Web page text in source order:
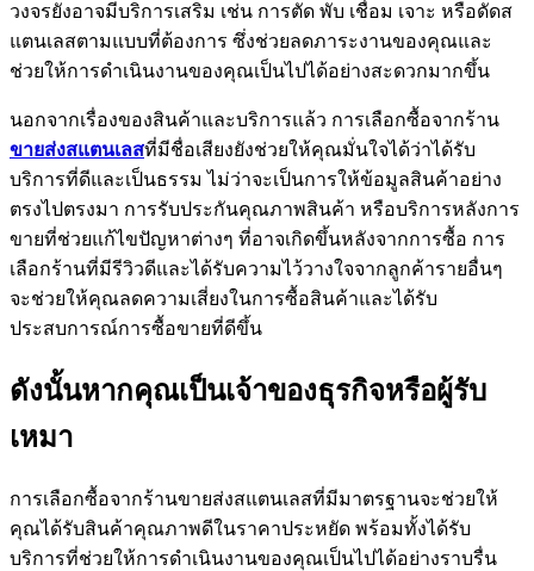
วงจรยังอาจมีบริการเสริม เช่น การตัด พับ เชื่อม เจาะ หรือดัดส
แตนเลสตามแบบที่ต้องการ ซึ่งช่วยลดภาระงานของคุณและ
ช่วยให้การดำเนินงานของคุณเป็นไปได้อย่างสะดวกมากขึ้น
นอกจากเรื่องของสินค้าและบริการแล้ว การเลือกซื้อจากร้าน
ขายส่งสแตนเลสที่มีชื่อเสียงยังช่วยให้คุณมั่นใจได้ว่าได้รับ
บริการที่ดีและเป็นธรรม ไม่ว่าจะเป็นการให้ข้อมูลสินค้าอย่าง
ตรงไปตรงมา การรับประกันคุณภาพสินค้า หรือบริการหลังการ
ขายที่ช่วยแก้ไขปัญหาต่างๆ ที่อาจเกิดขึ้นหลังจากการซื้อ การ
เลือกร้านที่มีรีวิวดีและได้รับความไว้วางใจจากลูกค้ารายอื่นๆ
จะช่วยให้คุณลดความเสี่ยงในการซื้อสินค้าและได้รับ
ประสบการณ์การซื้อขายที่ดีขึ้น
ดังนั้นหากคุณเป็นเจ้าของธุรกิจหรือผู้รับ
เหมา
การเลือกซื้อจากร้านขายส่งสแตนเลสที่มีมาตรฐานจะช่วยให้
คุณได้รับสินค้าคุณภาพดีในราคาประหยัด พร้อมทั้งได้รับ
บริการที่ช่วยให้การดำเนินงานของคุณเป็นไปได้อย่างราบรื่น